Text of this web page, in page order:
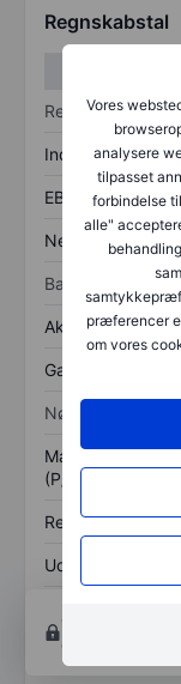
Vores
analysere
tilpasset
forbindelse
alle"
præferencer
om vores
Regnskabstal
Indtægter
EBITDA
Nettoresultat
Balance
Aktiver i alt
Gæld
Nøgletal
Markedsværdi/
(P/S)
Resultat pr. aktie
Udbytte pr. aktie
Opret konto
og analyse